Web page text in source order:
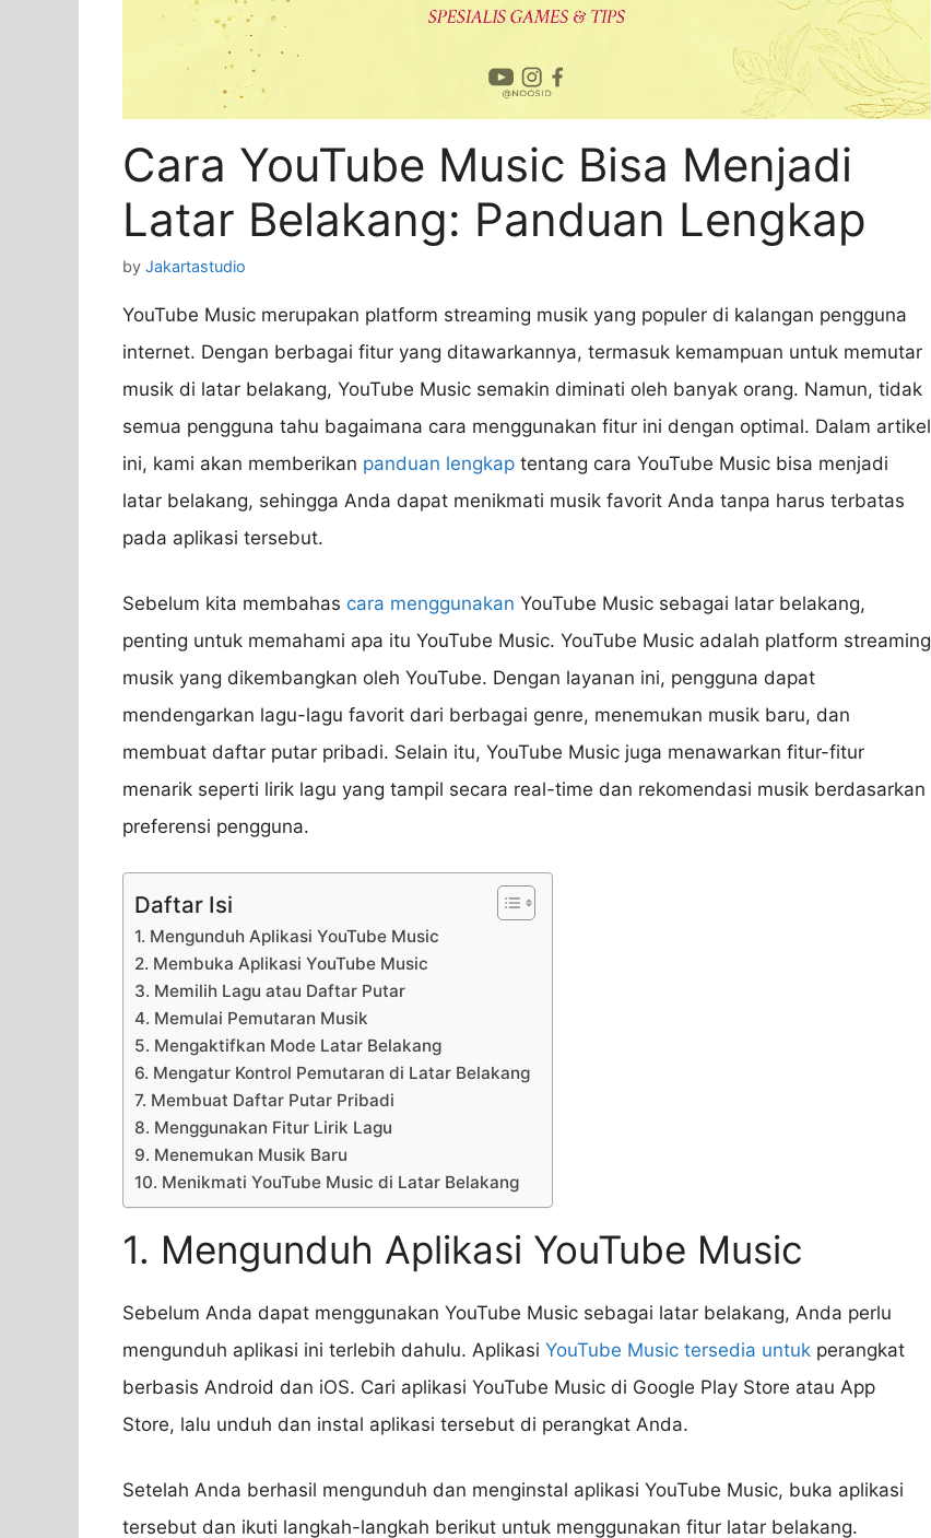
Cara YouTube Music Bisa Menjadi
Latar Belakang: Panduan Lengkap
by Jakartastudio
YouTube Music merupakan platform streaming musik yang populer di kalangan pengguna
internet. Dengan berbagai fitur yang ditawarkannya, termasuk kemampuan untuk memutar
musik di latar belakang, YouTube Music semakin diminati oleh banyak orang. Namun, tidak
semua pengguna tahu bagaimana cara menggunakan fitur ini dengan optimal. Dalam artikel
ini, kami akan memberikan panduan lengkap tentang cara YouTube Music bisa menjadi
latar belakang, sehingga Anda dapat menikmati musik favorit Anda tanpa harus terbatas
pada aplikasi tersebut.
Sebelum kita membahas cara menggunakan YouTube Music sebagai latar belakang,
penting untuk memahami apa itu YouTube Music. YouTube Music adalah platform streaming
musik yang dikembangkan oleh YouTube. Dengan layanan ini, pengguna dapat
mendengarkan lagu-lagu favorit dari berbagai genre, menemukan musik baru, dan
membuat daftar putar pribadi. Selain itu, YouTube Music juga menawarkan fitur-fitur
menarik seperti lirik lagu yang tampil secara real-time dan rekomendasi musik berdasarkan
preferensi pengguna.
Daftar Isi
1. Mengunduh Aplikasi YouTube Music
2. Membuka Aplikasi YouTube Music
3. Memilih Lagu atau Daftar Putar
4. Memulai Pemutaran Musik
5. Mengaktifkan Mode Latar Belakang
6. Mengatur Kontrol Pemutaran di Latar Belakang
7. Membuat Daftar Putar Pribadi
8. Menggunakan Fitur Lirik Lagu
9. Menemukan Musik Baru
10. Menikmati YouTube Music di Latar Belakang
1. Mengunduh Aplikasi YouTube Music
Sebelum Anda dapat menggunakan YouTube Music sebagai latar belakang, Anda perlu
mengunduh aplikasi ini terlebih dahulu. Aplikasi YouTube Music tersedia untuk perangkat
berbasis Android dan iOS. Cari aplikasi YouTube Music di Google Play Store atau App
Store, lalu unduh dan instal aplikasi tersebut di perangkat Anda.
Setelah Anda berhasil mengunduh dan menginstal aplikasi YouTube Music, buka aplikasi
tersebut dan ikuti langkah-langkah berikut untuk menggunakan fitur latar belakang.